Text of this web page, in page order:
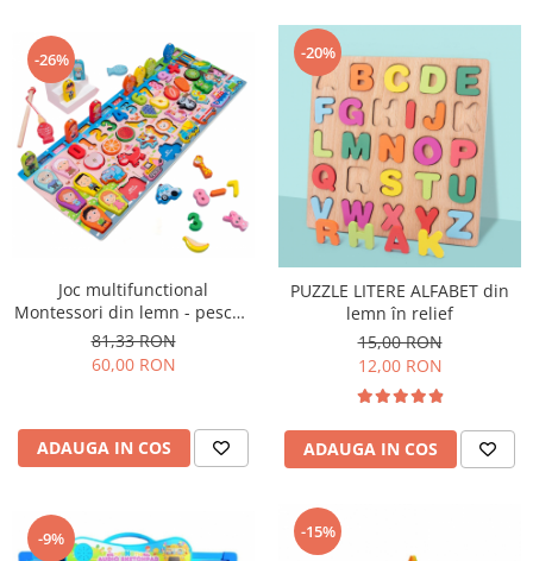
-26%
Joc multifunctional
Montessori din lemn - pescuit
magnetic, puzzle familia,
meserii, cifre, fructe, animale,
81,33 RON
60,00 RON
ADAUGA IN COS
-20%
PUZZLE LITERE ALFABET din
lemn în relief
15,00 RON
12,00 RON
ADAUGA IN COS
-9% -15%